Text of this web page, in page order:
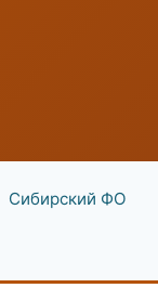
Сибирский ФО